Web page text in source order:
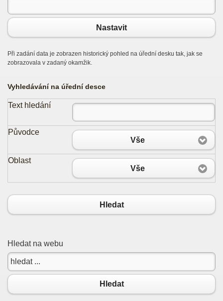
Nastavit
Při zadání data je zobrazen historický pohled na úřední desku tak, jak se
zobrazovala v zadaný okamžik.
Vyhledávání na úřední desce
Text hledání
Původce
Vše
Oblast
Vše
Hledat
Hledat na webu
Hledat